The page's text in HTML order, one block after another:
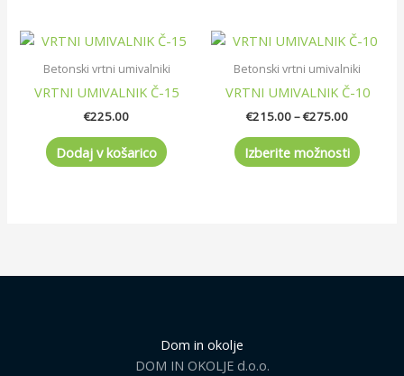
strani
izdelka
strani
izdelka
Betonski vrtni umivalniki
VRTNI UMIVALNIK Č-15
€225.00
Dodaj v košarico
Betonski vrtni umivalniki
VRTNI UMIVALNIK Č-10
€215.00–€275.00
Cenovni
od
€215.00
do
€275.00
Izberite možnosti
Ta
izdelek
več
Dom in okolje
DOM IN OKOLJE d.o.o.